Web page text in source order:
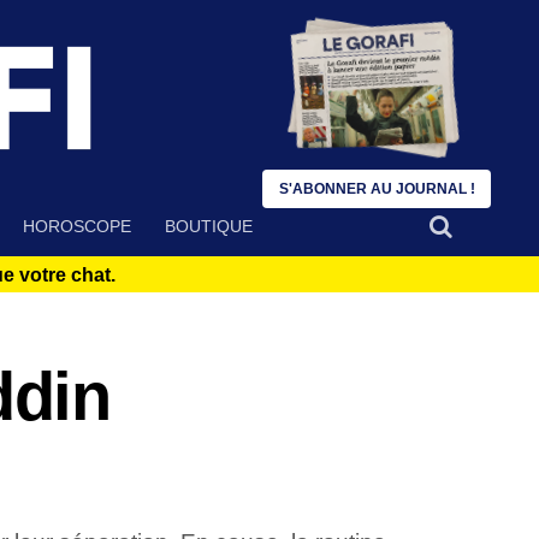
HOROSCOPE BOUTIQUE
votre chat.
S'ABONNER AU JOURNAL !